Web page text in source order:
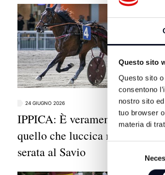
Questo sito
Questo sito
consentono
nostro sito
tuo browser
materia di
consenso
24 GIUGNO 2026
IPPICA: È veramente Gold
quello che luccica nel clou di
serata al Savio